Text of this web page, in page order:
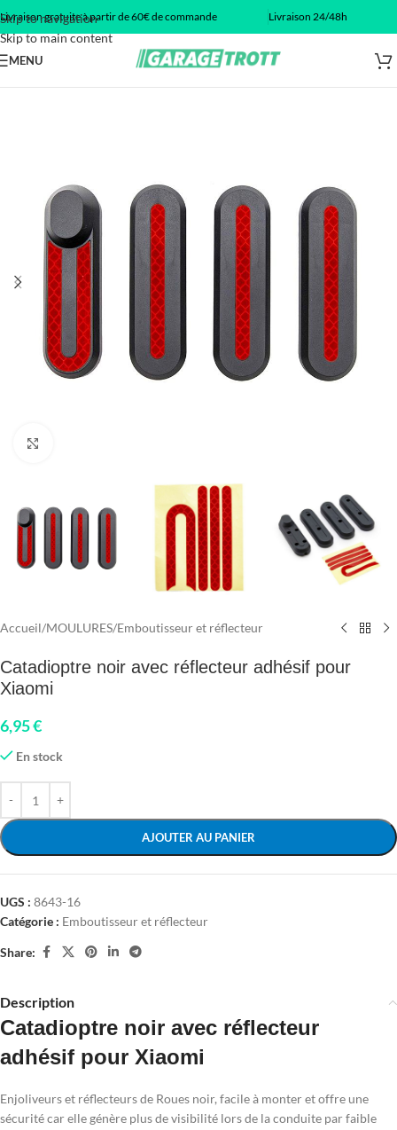
Skip to navigation
Skip to main content
Livraison gratuite à partir de 60€ de commande Livraison 24/48h
MENU
Accueil/MOULURES/Emboutisseur et réflecteur
Catadioptre noir avec réflecteur adhésif pour
Xiaomi
6,95€
En stock
AJOUTER AU PANIER
UGS : 8643-16
Catégorie : Emboutisseur et réflecteur
Share:
Description
Catadioptre noir avec réflecteur
adhésif pour Xiaomi
Enjoliveurs et réflecteurs de Roues noir, facile à monter et offre une
sécurité car elle génère plus de visibilité lors de la conduite par faible